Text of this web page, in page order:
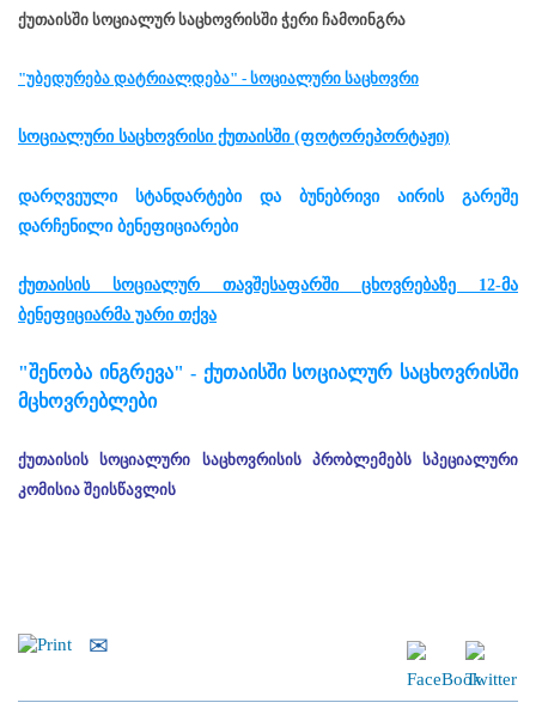
ქუთაისში სოციალურ საცხოვრისში ჭერი ჩამოინგრა
"უბედურება დატრიალდება" - სოციალური საცხოვრი
სოციალური საცხოვრისი ქუთაისში (ფოტორეპორტაჟი)
დარღვეული სტანდარტები და ბუნებრივი აირის გარეშე
დარჩენილი ბენეფიციარები
ქუთაისის სოციალურ თავშესაფარში ცხოვრებაზე 12-მა
ბენეფიციარმა უარი თქვა
"შენობა ინგრევა" - ქუთაისში სოციალურ საცხოვრისში
მცხოვრებლები
ქუთაისის სოციალური საცხოვრისის პრობლემებს სპეციალური
კომისია შეისწავლის